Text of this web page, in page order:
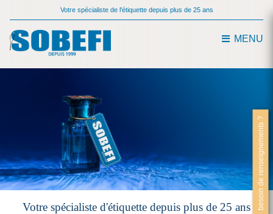
Votre spécialiste de l'étiquette depuis plus de 25 ans
MENU
Votre spécialiste d'étiquette depuis plus de 25 ans besoin de renseignements ?